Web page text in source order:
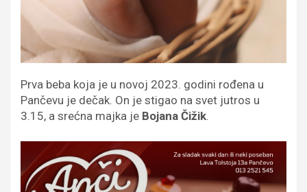
Prva beba koja je u novoj 2023. godini rođena u
Pančevu je dečak. On je stigao na svet jutros u
3.15, a srećna majka je Bojana Čižik.